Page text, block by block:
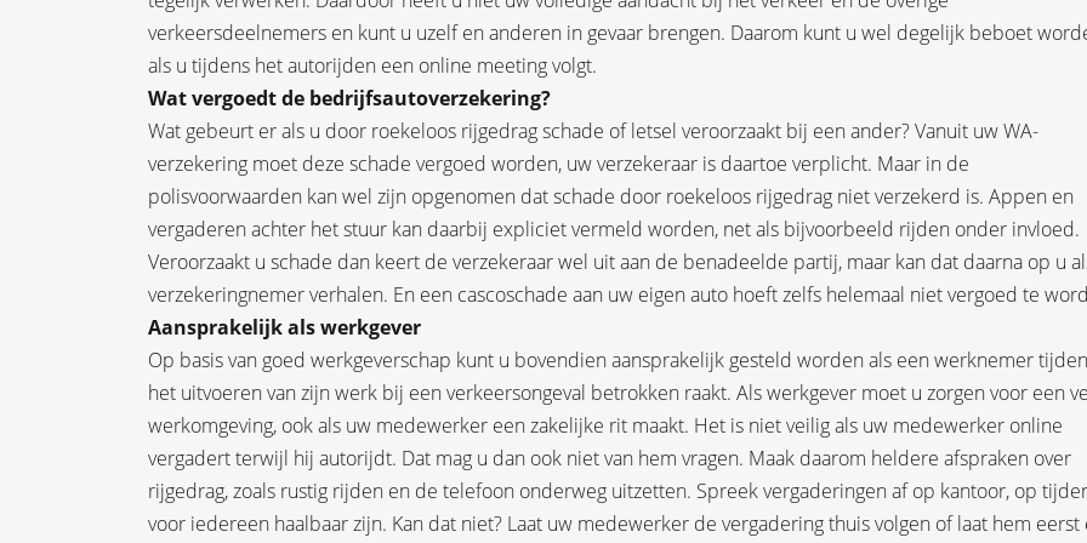
verkeersdeelnemers en kunt u uzelf en anderen in gevaar brengen. Daarom kunt u wel degelijk beboet
als u tijdens het autorijden een online meeting volgt.
Wat vergoedt de bedrijfsautoverzekering?
Wat gebeurt er als u door roekeloos rijgedrag schade of letsel veroorzaakt bij een ander? Vanuit uw WA-
verzekering moet deze schade vergoed worden, uw verzekeraar is daartoe verplicht. Maar in de
polisvoorwaarden kan wel zijn opgenomen dat schade door roekeloos rijgedrag niet verzekerd is. Appen en
vergaderen achter het stuur kan daarbij expliciet vermeld worden, net als bijvoorbeeld rijden onder invloed.
Veroorzaakt u schade dan keert de verzekeraar wel uit aan de benadeelde partij, maar kan dat daarna op u
verzekeringnemer verhalen. En een cascoschade aan uw eigen auto hoeft zelfs helemaal niet vergoed te
Aansprakelijk als werkgever
Op basis van goed werkgeverschap kunt u bovendien aansprakelijk gesteld worden als een werknemer
het uitvoeren van zijn werk bij een verkeersongeval betrokken raakt. Als werkgever moet u zorgen voor een
werkomgeving, ook als uw medewerker een zakelijke rit maakt. Het is niet veilig als uw medewerker online
vergadert terwijl hij autorijdt. Dat mag u dan ook niet van hem vragen. Maak daarom heldere afspraken over
rijgedrag, zoals rustig rijden en de telefoon onderweg uitzetten. Spreek vergaderingen af op kantoor, op
voor iedereen haalbaar zijn. Kan dat niet? Laat uw medewerker de vergadering thuis volgen of laat hem eerst